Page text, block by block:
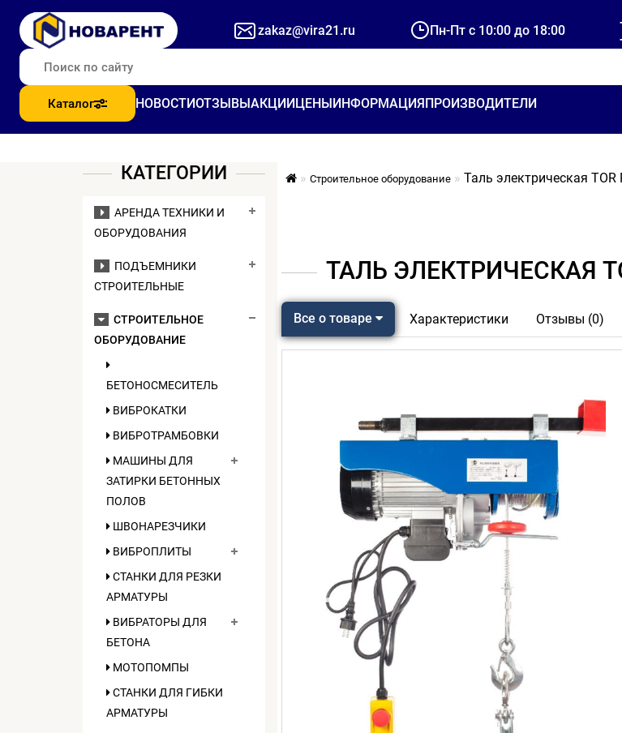
zakaz@vira21.ru Пн-Пт с 10:00 до 18:00
Каталог НОВОСТИОТЗЫВЫАКЦИИЦЕНЫИНФОРМАЦИЯПРОИЗВОДИТЕЛИ
КАТЕГОРИИ
АРЕНДА ТЕХНИКИ И
ОБОРУДОВАНИЯ
ПОДЪЕМНИКИ
СТРОИТЕЛЬНЫЕ
СТРОИТЕЛЬНОЕ
ОБОРУДОВАНИЕ
БЕТОНОСМЕСИТЕЛЬ
ВИБРОКАТКИ
ВИБРОТРАМБОВКИ
МАШИНЫ ДЛЯ
ЗАТИРКИ БЕТОННЫХ
ПОЛОВ
ШВОНАРЕЗЧИКИ
ВИБРОПЛИТЫ
СТАНКИ ДЛЯ РЕЗКИ
АРМАТУРЫ
ВИБРАТОРЫ ДЛЯ
БЕТОНА
МОТОПОМПЫ
СТАНКИ ДЛЯ ГИБКИ
АРМАТУРЫ
Строительное оборудование Таль электрическая
ТАЛЬ ЭЛЕКТРИЧЕСКАЯ
Все о товаре Характеристики Отзывы (0)